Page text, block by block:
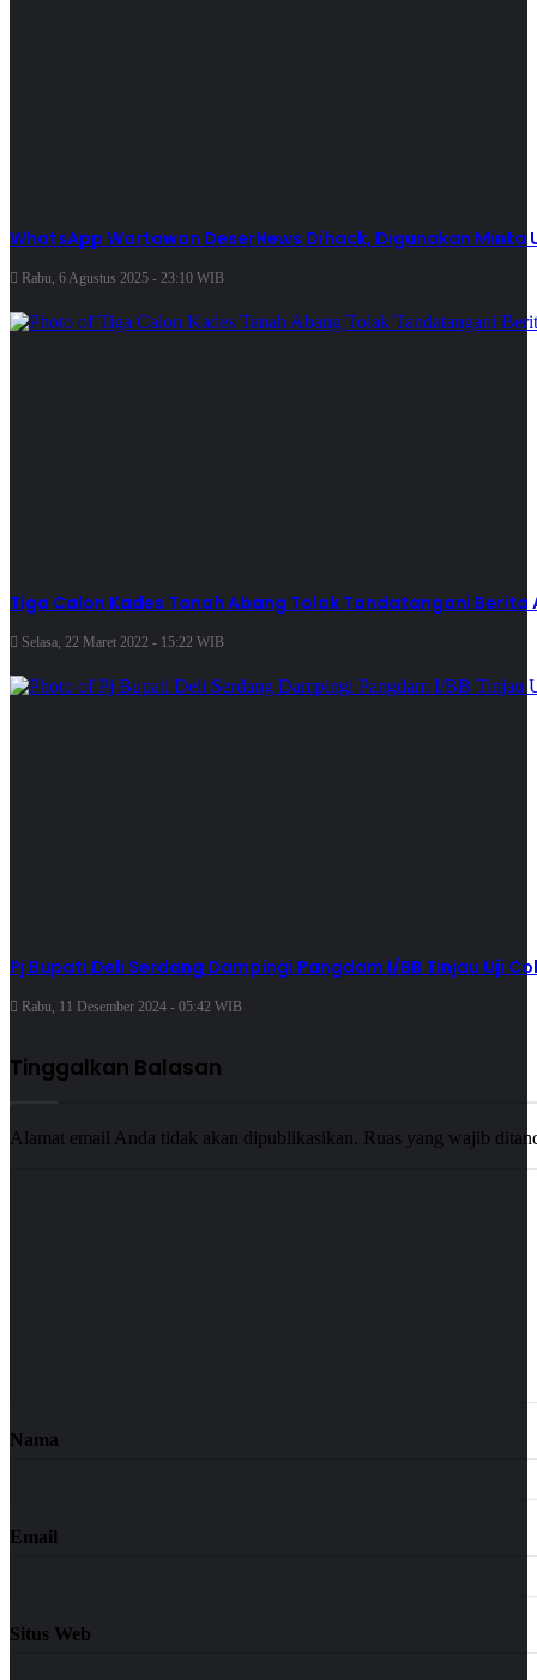
WhatsApp Wartawan DeserNews Dihack, Digunakan Minta
Rabu, 6 Agustus 2025 - 23:10 WIB
Tiga Calon Kades Tanah Abang Tolak Tandatangani Berita
Selasa, 22 Maret 2022 - 15:22 WIB
Pj Bupati Deli Serdang Dampingi Pangdam I/BB Tinjau Uji
Rabu, 11 Desember 2024 - 05:42 WIB
Tinggalkan Balasan
Alamat email Anda tidak akan dipublikasikan. Ruas yang wajib
Nama
Email
Situs Web